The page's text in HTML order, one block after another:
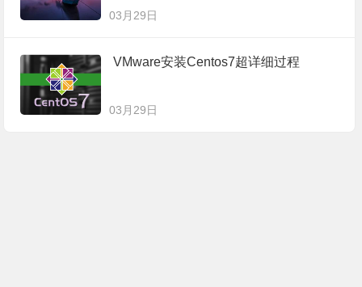
03月29日
VMware安装Centos7超详细过程
03月29日